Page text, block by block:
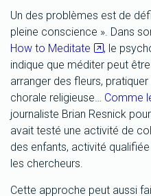
Un des problèmes est de
pleine conscience ». Dans
How to Meditate
, le
indique que méditer peut
arranger des fleurs,
chorale religieuse… Comme
journaliste Brian Resnick
avait testé une activité de
des enfants, activité
les chercheurs.
Cette approche peut aussi